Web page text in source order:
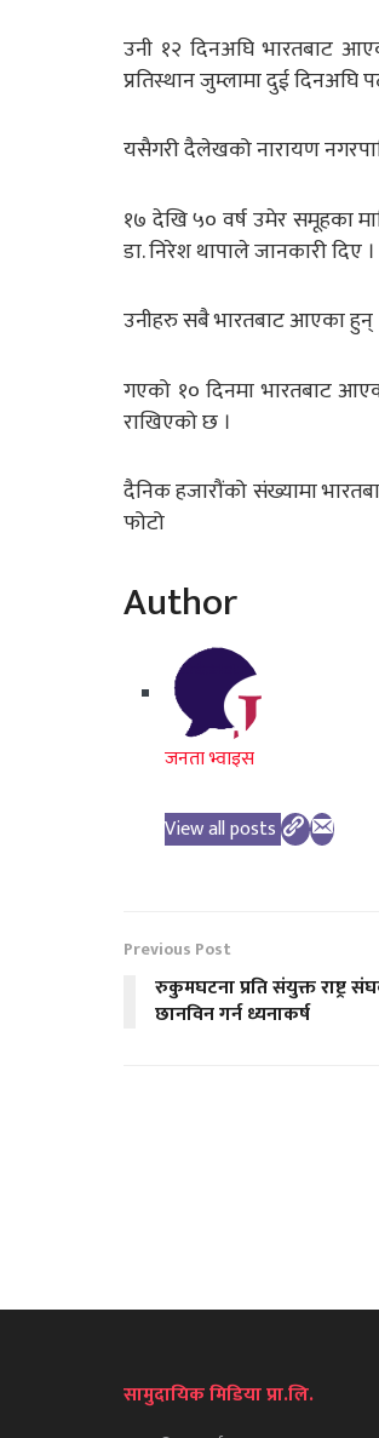
उनी १२ दिनअघि भारतबाट
प्रतिस्थान जुम्लामा दुई
यसैगरी दैलेखको नारायण
१७ देखि ५० वर्ष उमेर समूहका
डा. निरेश थापाले जानकारी दिए ।
उनीहरु सबै भारतबाट आएका हुन्
गएको १० दिनमा भारतबाट
राखिएको छ ।
दैनिक हजारौंको संख्यामा
फोटो
Author
जनता भ्वाइस
View all posts
Previous Post
रुकुमघटना प्रति संयुक्त राष्ट्र
छानविन गर्न ध्यनाकर्ष
सामुदायिक मिडिया प्रा.लि.